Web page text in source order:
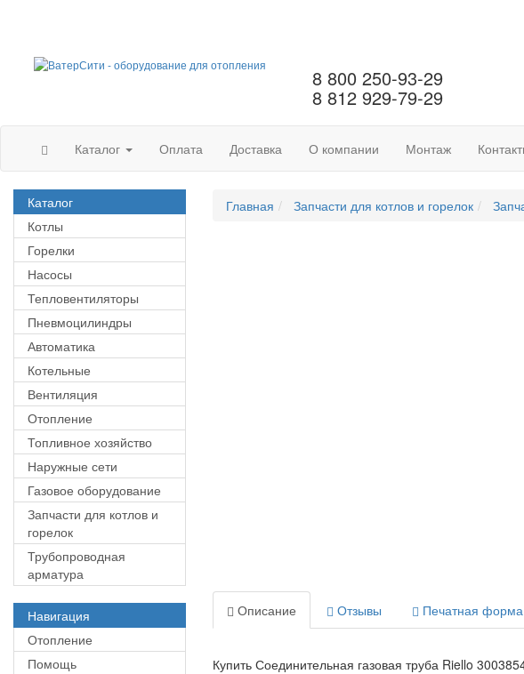
8 800 250-93-29
8 812 929-79-29
Каталог Оплата Доставка О компании Монтаж
Каталог
Котлы
Горелки
Насосы
Тепловентиляторы
Пневмоцилиндры
Автоматика
Котельные
Вентиляция
Отопление
Топливное хозяйство
Наружные сети
Газовое оборудование
Запчасти для котлов и
горелок
Трубопроводная
арматура
Навигация
Отопление
Помощь
Главная Запчасти для котлов и горелок
Описание Отзывы Печатная форма
Купить Соединительная газовая труба Riello